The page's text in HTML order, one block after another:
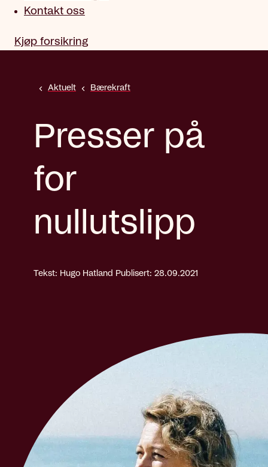
Kontakt oss
Kjøp forsikring
Aktuelt Bærekraft
Presser på
for
nullutslipp
Tekst: Hugo Hatland Publisert: 28.09.2021